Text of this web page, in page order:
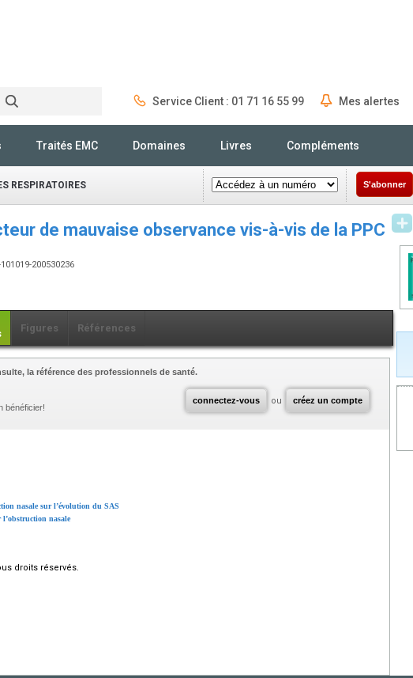
Service Client : 01 71 16 55 99 Mes alertes
Traités EMC Domaines Livres Compléments
RESPIRATOIRES S'abonner
de mauvaise observance vis-à-vis de la PPC
200530236
Figures Références
connectez-vous ou créez un compte
la référence des professionnels de santé.
bénéficier!
nasale sur l’évolution du SAS
nasale
droits réservés.